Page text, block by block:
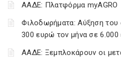
ΑΑΔΕ: Πλατφόρμα myAGRO
Φιλοδωρήματα: Αύξηση
300 ευρώ τον μήνα σε
ΑΑΔΕ: Ξεμπλοκάρουν οι